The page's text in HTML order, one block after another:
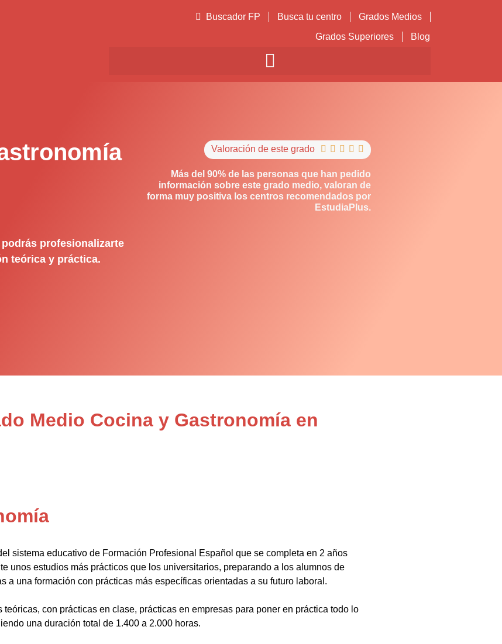
Buscador FP Busca tu centro
Grados Medios
Grados Superiores
Blog
profesionalizarte
teórica y práctica.
Valoración de este grado     
Más del 90% de las personas que han pedido
información sobre este grado medio, valoran de
forma muy positiva los centros recomendados por
EstudiaPlus.
Medio Cocina y Gastronomía en
sistema educativo de Formación Profesional Español que se completa en 2 años
unos estudios más prácticos que los universitarios, preparando a los alumnos de
una formación con prácticas más específicas orientadas a su futuro laboral.
con prácticas en clase, prácticas en empresas para poner en práctica todo lo
una duración total de 1.400 a 2.000 horas.